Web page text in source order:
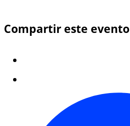
Compartir este evento